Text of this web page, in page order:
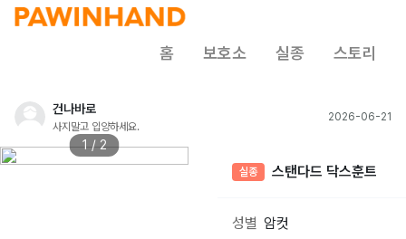
홈 보호소 실종 스토리
건나바로
사지말고 입양하세요.
2026-06-21
1 / 2
실종 스탠다드 닥스훈트
성별 암컷